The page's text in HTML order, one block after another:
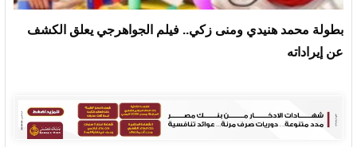
بطولة محمد هنيدي ومنى زكي.. فيلم الجواهرجي يعلق الكشف
عن إيراداته